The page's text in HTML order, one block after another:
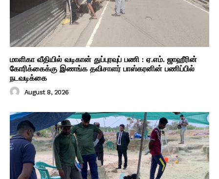
மாளிகா வீதியில் வடிகான் துப்புரவுப் பணி : ஏ.எம். ஜாஹீரின்
கோரிக்கைக்கு இணங்க தவிசாளர் பாஸ்கரனின் பணிப்பில்
நடவடிக்கை
August 8, 2026